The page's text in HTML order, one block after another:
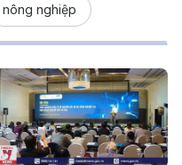
nông nghiệp